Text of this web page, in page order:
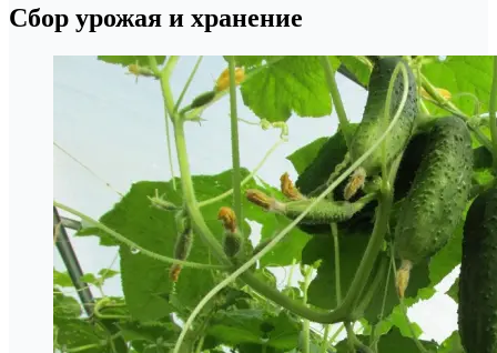
Сбор урожая и хранение